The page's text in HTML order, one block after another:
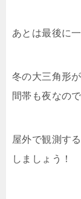
あとは最後に
冬の大三角形
間帯も夜なの
屋外で観測す
しましょう！